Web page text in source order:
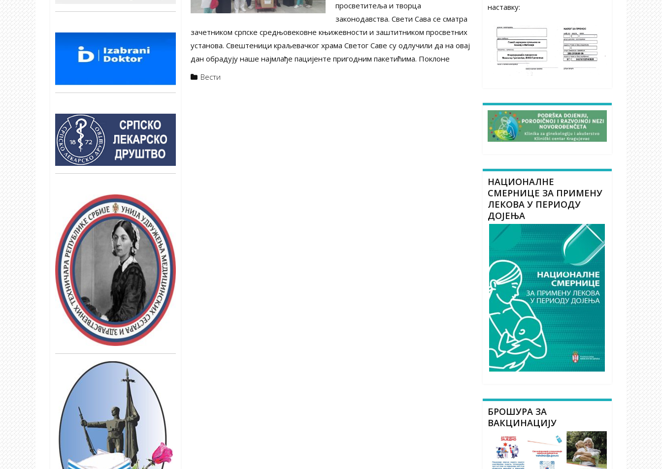
просветитеља и творца
законодавства. Свети Сава се сматра
зачетником српске средњовековне књижевности и заштитником просветних
установа. Свештеници краљевачког храма Светог Саве су одлучили да на овај
дан обрадују наше најмлађе пацијенте пригодним пакетићима. Поклоне
Вести
наставку:
НАЦИОНАЛНЕ
СМЕРНИЦЕ ЗА ПРИМЕНУ
ЛЕКОВА У ПЕРИОДУ
ДОЈЕЊА
БРОШУРА ЗА
ВАКЦИНАЦИЈУ